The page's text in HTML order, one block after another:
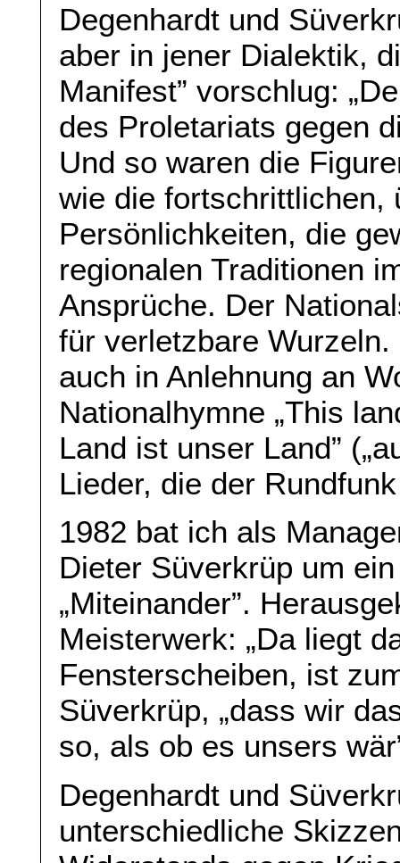
Degenhardt und
aber in jener Dialektik,
Manifest” vorschlug:
des Proletariats gegen
Und so waren die
wie die fortschrittlichen,
Persönlichkeiten, die
regionalen Traditionen
Ansprüche. Der
für verletzbare
auch in Anlehnung an
Nationalhymne „This
Land ist unser Land”
Lieder, die der
1982 bat ich als
Dieter Süverkrüp um
„Miteinander”.
Meisterwerk: „Da liegt
Fensterscheiben, ist
Süverkrüp, „dass wir
so, als ob es unsers
Degenhardt und
unterschiedliche